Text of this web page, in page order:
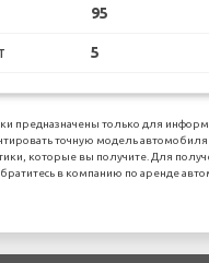
95
5
предназначены только для
точную модель автомобиля
которые вы получите. Для
в компанию по аренде